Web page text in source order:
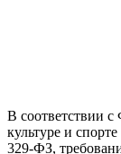
В соответствии
культуре и
329-ФЗ,